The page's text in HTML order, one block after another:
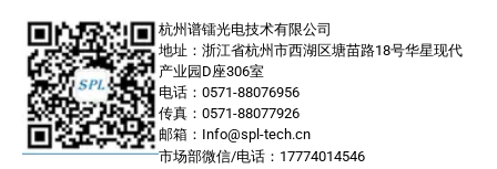
杭州谱镭光电技术有限公司
地址：浙江省杭州市西湖区塘苗路18号华星现代
产业园D座306室
电话：0571-88076956
传真：0571-88077926
邮箱：Info@spl-tech.cn
市场部微信/电话：17774014546